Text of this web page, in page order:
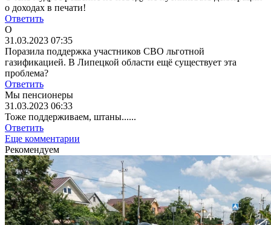
о доходах в печати!
Ответить
О
31.03.2023 07:35
Поразила поддержка участников СВО льготной
газификацией. В Липецкой области ещё существует эта
проблема?
Ответить
Мы пенсионеры
31.03.2023 06:33
Тоже поддерживаем, штаны......
Ответить
Еще комментарии
Рекомендуем